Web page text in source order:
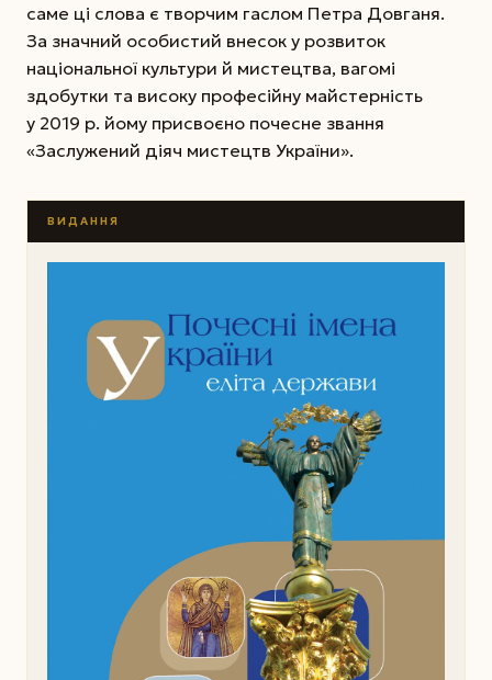
саме ці слова є творчим гаслом Петра Довганя.
За значний особистий внесок у розвиток
національної культури й мистецтва, вагомі
здобутки та високу професійну майстерність
у 2019 р. йому присвоєно почесне звання
«Заслужений діяч мистецтв України».
ВИДАННЯ